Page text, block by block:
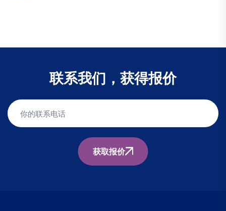
联系我们，获得报价
获取报价